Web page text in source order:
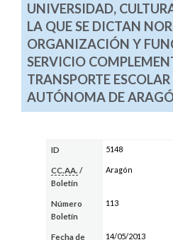
UNIVERSIDAD,
LA QUE SE DICTAN
ORGANIZACIÓN Y
SERVICIO
TRANSPORTE
AUTÓNOMA DE
ID 5148
CC.AA. /
Boletín
Aragón
Número
Boletín
113
Fecha de
14/05/2013